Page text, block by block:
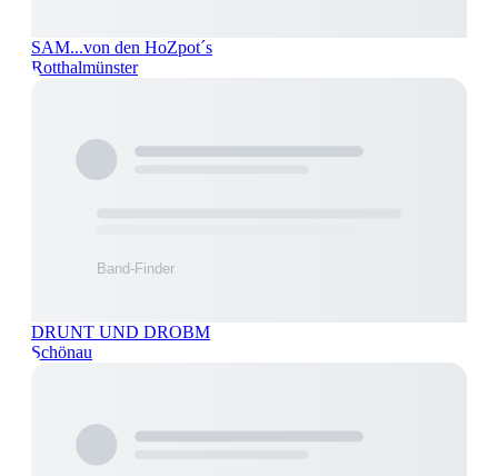
SAM...von den HoZpot´s
Rotthalmünster
DRUNT UND DROBM
Schönau